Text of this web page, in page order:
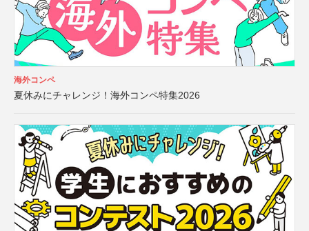
海外コンペ
夏休みにチャレンジ！海外コンペ特集2026